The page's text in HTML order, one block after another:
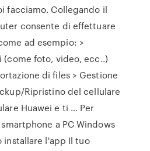
facciamo. Collegando il
consente di effettuare
ad esempio: >
(come foto, video, ecc..)
di files > Gestione
Ripristino del cellulare
Huawei e ti … Per
a PC Windows
installare l'app Il tuo